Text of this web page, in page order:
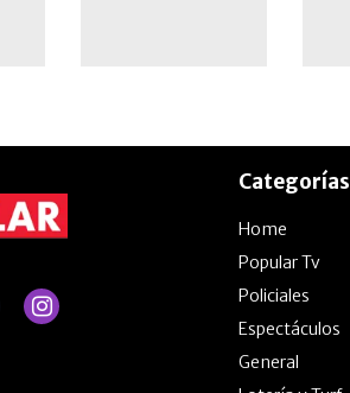
Categorías
Home
Popular Tv
Policiales
Espectáculos
General